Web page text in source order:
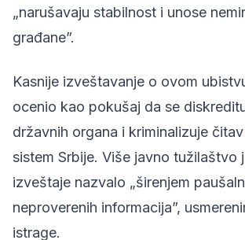
„narušavaju stabilnost i unose
građane”.
Kasnije izveštavanje o ovom
ocenio kao pokušaj da se
državnih organa i kriminalizuje
sistem Srbije. Više javno tužilaštvo
izveštaje nazvalo „širenjem
neproverenih informacija”,
istrage.